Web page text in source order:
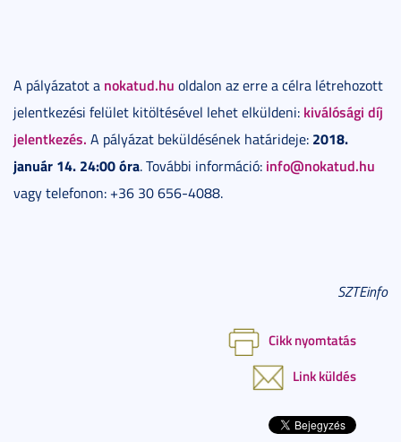
A pályázatot a nokatud.hu oldalon az erre a célra létrehozott
jelentkezési felület kitöltésével lehet elküldeni: kiválósági díj
jelentkezés. A pályázat beküldésének határideje: 2018.
január 14. 24:00 óra. További információ: info@nokatud.hu
vagy telefonon: +36 30 656-4088.
SZTEinfo
Cikk nyomtatás
Link küldés